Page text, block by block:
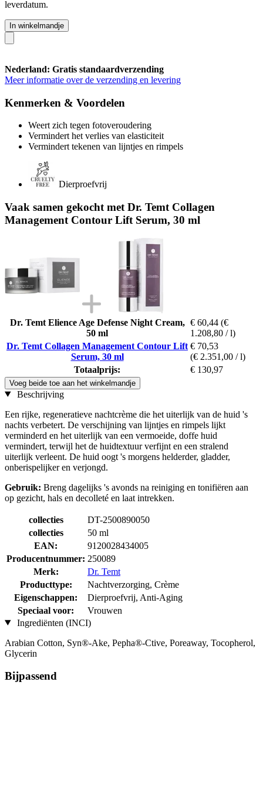
leverdatum.
In winkelmandje
Nederland: Gratis standaardverzending
Meer informatie over de verzending en levering
Kenmerken & Voordelen
Weert zich tegen fotoveroudering
Vermindert het verlies van elasticiteit
Vermindert tekenen van lijntjes en rimpels
Dierproefvrij
Vaak samen gekocht met Dr. Temt Collagen
Management Contour Lift Serum, 30 ml
Dr. Temt Elience Age Defense Night Cream,
50 ml
€ 60,44 (€
1.208,80 / l)
Dr. Temt Collagen Management Contour Lift
Serum, 30 ml
€ 70,53
(€ 2.351,00 / l)
Totaalprijs:
€ 130,97
Voeg beide toe aan het winkelmandje
Beschrijving
Een rijke, regeneratieve nachtcrème die het uiterlijk van de huid 's
nachts verbetert. De verschijning van lijntjes en rimpels lijkt
verminderd en het uiterlijk van een vermoeide, doffe huid
vermindert, terwijl het de huidtextuur verfijnt en een stralend
uiterlijk verleent. De huid oogt 's morgens helderder, gladder,
onberispelijker en verjongd.
Gebruik: Breng dagelijks 's avonds na reiniging en tonifiëren aan
op gezicht, hals en decolleté en laat intrekken.
collecties
DT-2500890050
collecties
50 ml
EAN:
9120028434005
Producentnummer: 250089
Merk:
Dr. Temt
Producttype:
Nachtverzorging, Crème
Eigenschappen:
Dierproefvrij, Anti-Aging
Speciaal voor:
Vrouwen
Ingrediënten (INCI)
Arabian Cotton, Syn®-Ake, Pepha®-Ctive, Poreaway, Tocopherol,
Glycerin
Bijpassend